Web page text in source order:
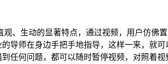
、生动的显著特点，通过视频，用户仿佛
导师在身边手把手地指导，这样一来，就
任何问题，都可以随时暂停视频，对照着